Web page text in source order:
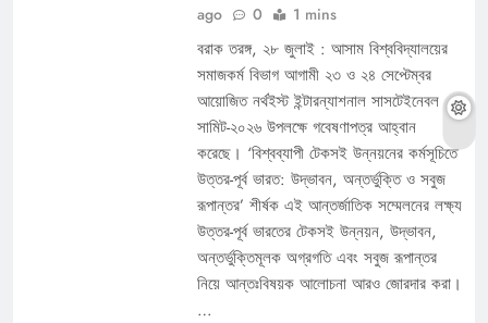
ago
0 1 mins
বরাক তরঙ্গ, ২৮ জুলাই : আসাম বিশ্ববিদ্যালয়ের
সমাজকর্ম বিভাগ আগামী ২৩ ও ২৪ সেপ্টেম্বর
আয়োজিত নর্থইস্ট ইন্টারন্যাশনাল সাসটেইনেবল
সামিট-২০২৬ উপলক্ষে গবেষণাপত্র আহ্বান
করেছে। ‘বিশ্বব্যাপী টেকসই উন্নয়নের কর্মসূচিতে
উত্তর-পূর্ব ভারত: উদ্ভাবন, অন্তর্ভুক্তি ও সবুজ
রূপান্তর’ শীর্ষক এই আন্তর্জাতিক সম্মেলনের লক্ষ্য
উত্তর-পূর্ব ভারতের টেকসই উন্নয়ন, উদ্ভাবন,
অন্তর্ভুক্তিমূলক অগ্রগতি এবং সবুজ রূপান্তর
নিয়ে আন্তঃবিষয়ক আলোচনা আরও জোরদার করা।
…